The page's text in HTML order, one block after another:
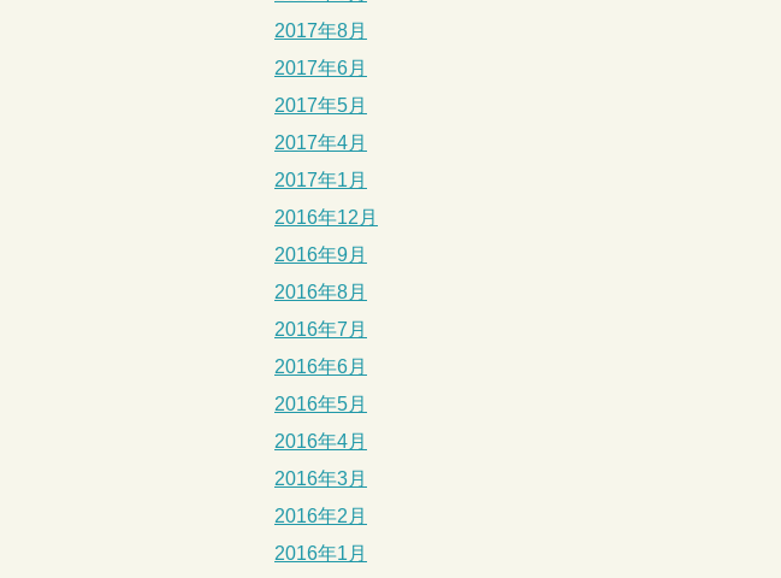
2017年8月
2017年6月
2017年5月
2017年4月
2017年1月
2016年12月
2016年9月
2016年8月
2016年7月
2016年6月
2016年5月
2016年4月
2016年3月
2016年2月
2016年1月